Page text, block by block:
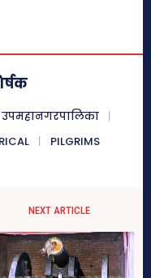
उपमहानगरपालिका
PILGRIMS
NEXT ARTICLE